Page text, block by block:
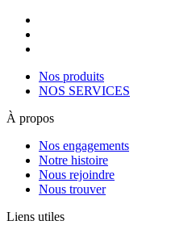
Nos produits
NOS SERVICES
À propos
Nos engagements
Notre histoire
Nous rejoindre
Nous trouver
Liens utiles